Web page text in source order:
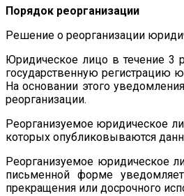
Порядок реорганизации
Решение о реорганизации
Юридическое лицо в течение 3
государственную регистрацию
На основании этого
реорганизации.
Реорганизуемое юридическое
которых опубликовываются
Реорганизуемое юридическое
письменной форме
прекращения или досрочного